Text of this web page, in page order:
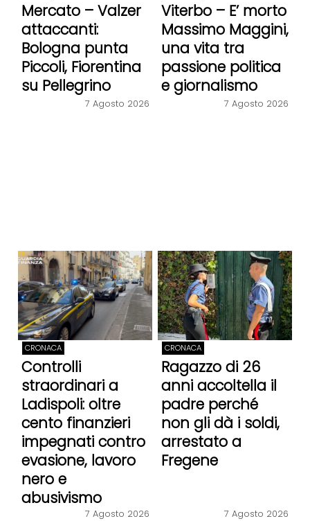
Mercato – Valzer
attaccanti:
Bologna punta
Piccoli, Fiorentina
su Pellegrino
7 Agosto 2026
Viterbo – E’ morto
Massimo Maggini,
una vita tra
passione politica
e giornalismo
7 Agosto 2026
CRONACA
Controlli
straordinari a
Ladispoli: oltre
cento finanzieri
impegnati contro
evasione, lavoro
nero e
abusivismo
7 Agosto 2026
CRONACA
Ragazzo di 26
anni accoltella il
padre perché
non gli dà i soldi,
arrestato a
Fregene
7 Agosto 2026